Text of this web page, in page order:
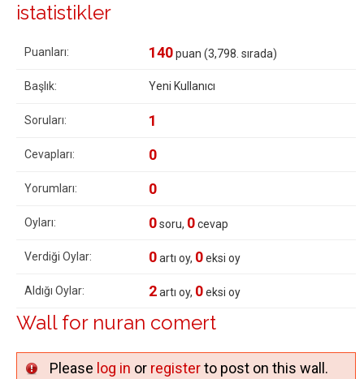
istatistikler
Puanları: 140puan (3,798 . sırada)
Başlık: Yeni Kullanıcı
Soruları: 1
Cevapları: 0
Yorumları: 0
Oyları: 0soru, 0cevap
Verdiği Oylar: 0artı oy, 0eksi oy
Aldığı Oylar: 2artı oy, 0eksi oy
Wall for nuran comert
Please log in or registerto post on this wall.